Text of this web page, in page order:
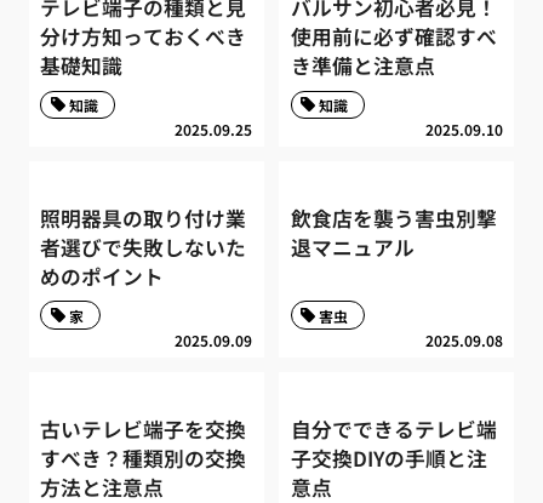
テレビ端子の種類と見
分け方知っておくべき
基礎知識
2025.09.25
知識
バルサン初心者必見！
使用前に必ず確認すべ
き準備と注意点
2025.09.10
知識
照明器具の取り付け業
者選びで失敗しないた
めのポイント
2025.09.09
家
飲食店を襲う害虫別撃
退マニュアル
2025.09.08
害虫
古いテレビ端子を交換
すべき？種類別の交換
方法と注意点
自分でできるテレビ端
子交換DIYの手順と注
意点